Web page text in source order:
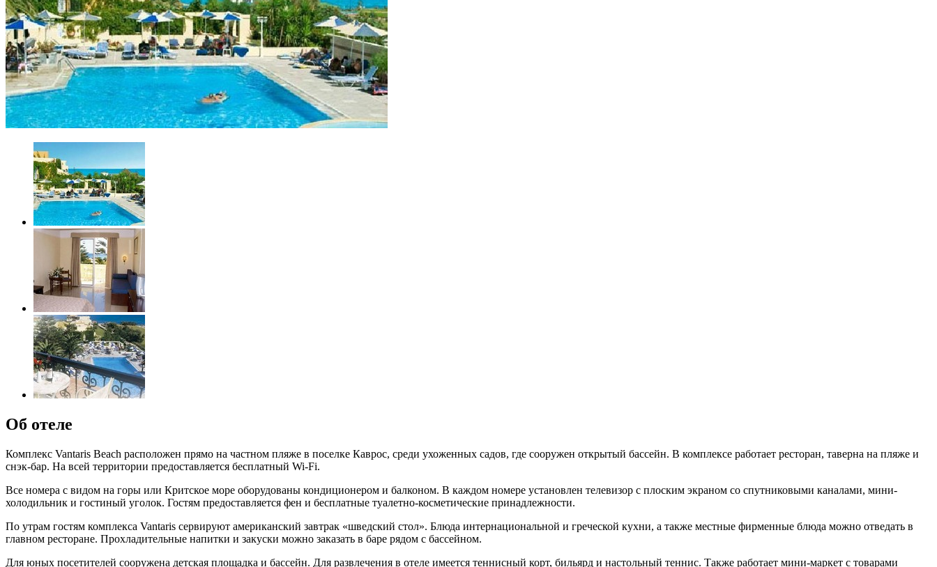
Об отеле
Комплекс Vantaris Beach расположен прямо на частном пляже в поселке Каврос, среди ухоженных садов, где сооружен открытый бассейн. В комплексе работает ресторан, таверна на пляже и
снэк-бар. На всей территории предоставляется бесплатный Wi-Fi.
Все номера с видом на горы или Критское море оборудованы кондиционером и балконом. В каждом номере установлен телевизор с плоским экраном со спутниковыми каналами, мини-
холодильник и гостиный уголок. Гостям предоставляется фен и бесплатные туалетно-косметические принадлежности.
По утрам гостям комплекса Vantaris сервируют американский завтрак «шведский стол». Блюда интернациональной и греческой кухни, а также местные фирменные блюда можно отведать в
главном ресторане. Прохладительные напитки и закуски можно заказать в баре рядом с бассейном.
Для юных посетителей сооружена детская площадка и бассейн. Для развлечения в отеле имеется теннисный корт, бильярд и настольный теннис. Также работает мини-маркет с товарами